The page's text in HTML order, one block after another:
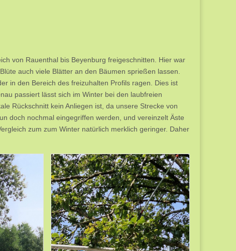
von Rauenthal bis Beyenburg freigeschnitten. Hier war
auch viele Blätter an den Bäumen sprießen lassen.
in den Bereich des freizuhalten Profils ragen. Dies ist
passiert lässt sich im Winter bei den laubfreien
Rückschnitt kein Anliegen ist, da unsere Strecke von
doch nochmal eingegriffen werden, und vereinzelt Äste
zum zum Winter natürlich merklich geringer. Daher